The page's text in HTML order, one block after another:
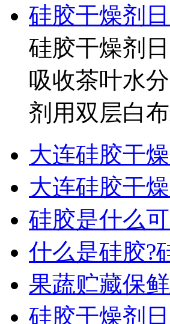
硅胶干燥剂
硅胶干燥剂
吸收茶叶水
剂用双层白
大连硅胶干
大连硅胶干
硅胶是什么
什么是硅胶?
果蔬贮藏保
硅胶干燥剂